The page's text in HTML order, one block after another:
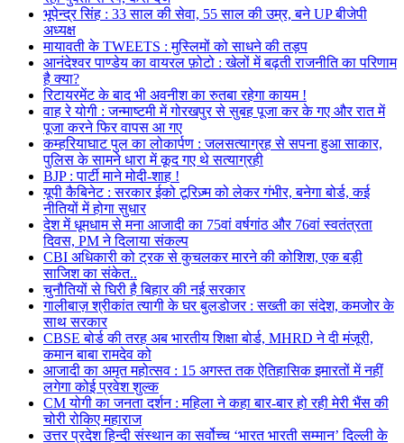
भूपेन्द्र सिंह : 33 साल की सेवा, 55 साल की उम्र, बने UP बीजेपी
अध्यक्ष
मायावती के TWEETS : मुस्लिमों को साधने की तड़प
आनंदेश्वर पाण्डेय का वायरल फ़ोटो : खेलों में बढ़ती राजनीति का परिणाम
है क्या?
रिटायरमेंट के बाद भी अवनीश का रुतबा रहेगा कायम !
वाह रे योगी : जन्माष्टमी में गोरखपुर से सुबह पूजा कर के गए और रात में
पूजा करने फिर वापस आ गए
कम्हरियाघाट पुल का लोकार्पण : जलसत्याग्रह से सपना हुआ साकार,
पुलिस के सामने धारा में कूद गए थे सत्याग्रही
BJP : पार्टी माने मोदी-शाह !
यूपी कैबिनेट : सरकार ईको टूरिज़्म को लेकर गंभीर, बनेगा बोर्ड, कई
नीतियों में होगा सुधार
देश में धूमधाम से मना आजादी का 75वां वर्षगांठ और 76वां स्वतंत्रता
दिवस, PM ने दिलाया संकल्प
CBI अधिकारी को ट्रक से कुचलकर मारने की कोशिश, एक बड़ी
साजिश का संकेत..
चुनौतियों से घिरी है बिहार की नई सरकार
गालीबाज़ श्रीकांत त्यागी के घर बुलडोजर : सख्ती का संदेश, कमजोर के
साथ सरकार
CBSE बोर्ड की तरह अब भारतीय शिक्षा बोर्ड, MHRD ने दी मंजूरी,
कमान बाबा रामदेव को
आजादी का अमृत महोत्सव : 15 अगस्त तक ऐतिहासिक इमारतों में नहीं
लगेगा कोई प्रवेश शुल्क
CM योगी का जनता दर्शन : महिला ने कहा बार-बार हो रही मेरी भैंस की
चोरी रोकिए महाराज
उत्तर प्रदेश हिन्दी संस्थान का सर्वोच्च ‘भारत भारती सम्मान’ दिल्ली के